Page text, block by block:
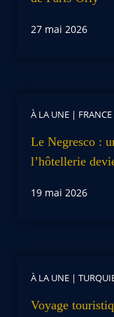
27 mai 2026
À LA UNE | FRANCE
Le Negresco :
l’hôtellerie
19 mai 2026
À LA UNE |
Voyage